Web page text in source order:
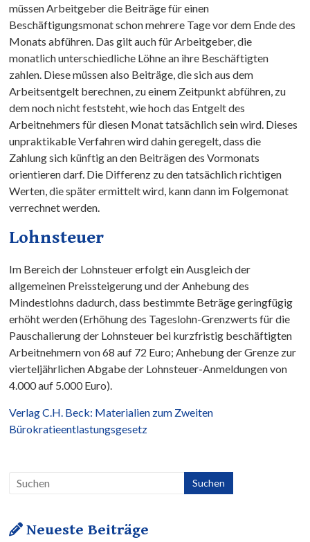
müssen Arbeitgeber die Beiträge für einen
Beschäftigungsmonat schon mehrere Tage vor dem Ende des
Monats abführen. Das gilt auch für Arbeitgeber, die
monatlich unterschiedliche Löhne an ihre Beschäftigten
zahlen. Diese müssen also Beiträge, die sich aus dem
Arbeitsentgelt berechnen, zu einem Zeitpunkt abführen, zu
dem noch nicht feststeht, wie hoch das Entgelt des
Arbeitnehmers für diesen Monat tatsächlich sein wird. Dieses
unpraktikable Verfahren wird dahin geregelt, dass die
Zahlung sich künftig an den Beiträgen des Vormonats
orientieren darf. Die Differenz zu den tatsächlich richtigen
Werten, die später ermittelt wird, kann dann im Folgemonat
verrechnet werden.
Lohnsteuer
Im Bereich der Lohnsteuer erfolgt ein Ausgleich der
allgemeinen Preissteigerung und der Anhebung des
Mindestlohns dadurch, dass bestimmte Beträge geringfügig
erhöht werden (Erhöhung des Tageslohn-Grenzwerts für die
Pauschalierung der Lohnsteuer bei kurzfristig beschäftigten
Arbeitnehmern von 68 auf 72 Euro; Anhebung der Grenze zur
vierteljährlichen Abgabe der Lohnsteuer-Anmeldungen von
4.000 auf 5.000 Euro).
Verlag C.H. Beck: Materialien zum Zweiten
Bürokratieentlastungsgesetz
Neueste Beiträge